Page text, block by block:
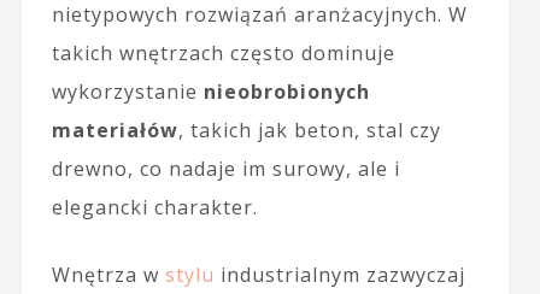
nietypowych rozwiązań aranżacyjnych. W
takich wnętrzach często dominuje
wykorzystanie nieobrobionych
materiałów, takich jak beton, stal czy
drewno, co nadaje im surowy, ale i
elegancki charakter.
Wnętrza w stylu industrialnym zazwyczaj